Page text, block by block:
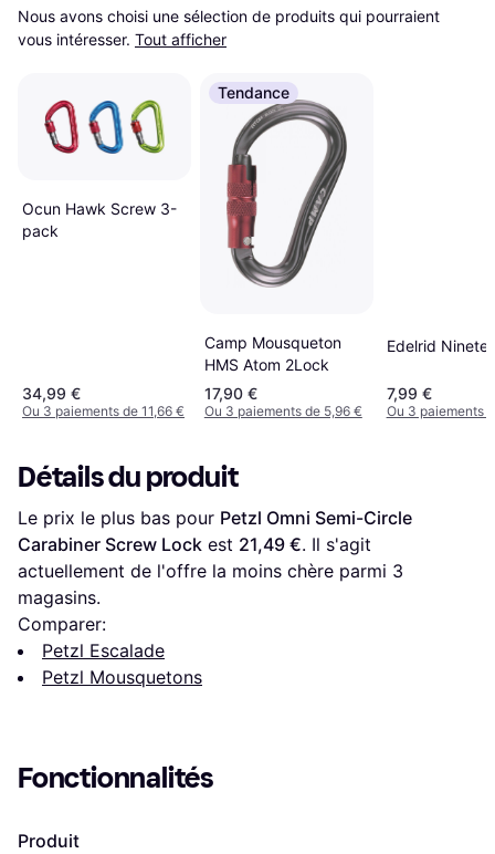
Nous avons choisi une sélection de produits qui pourraient
vous intéresser. Tout afficher
Ocun Hawk Screw 3-
pack
34,99 €
Ou 3 paiements de 11,66 €
Tendance
Camp Mousqueton
HMS Atom 2Lock
17,90 €
Ou 3 paiements de 5,96 €
Edelrid
7,99 €
Ou 3 paiements
Détails du produit
Le prix le plus bas pour Petzl Omni Semi-Circle
Carabiner Screw Lock est 21,49 €. Il s'agit
actuellement de l'offre la moins chère parmi 3
magasins.
Comparer:
Petzl Escalade
Petzl Mousquetons
Fonctionnalités
Produit